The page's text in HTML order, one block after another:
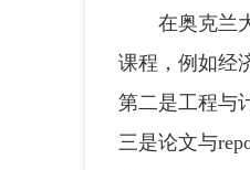
在奥克兰大
课程，例如经
第二是工程与
三是论文与